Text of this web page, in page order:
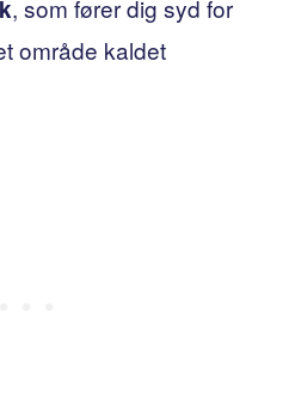
, som fører dig syd for
område kaldet